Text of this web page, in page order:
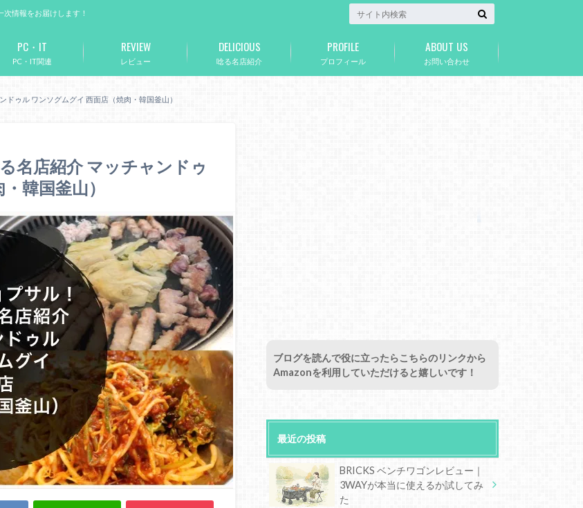
情報をお届けします！
PC・IT関連
PC・IT
レビュー
REVIEW
唸る名店紹介
DELICIOUS
プロフィール
PROFILE
お問い合わせ
ABOUT US
ゥル ワンソグムグイ 西面店（焼肉・韓国釜山）
名店紹介 マッチャンドゥ
韓国釜山）
ブログを読んで役に立ったらこちらのリンクから
Amazonを利用していただけると嬉しいです！
最近の投稿
BRICKS ベンチワゴンレビュー｜
3WAYが本当に使えるか試してみ
た